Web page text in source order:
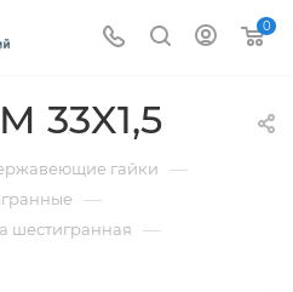
0
33X1,5
гайки —
—
шестигранная —